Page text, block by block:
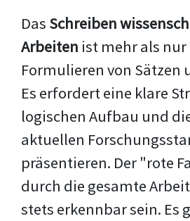
Das Schreiben
Arbeiten ist mehr als nur
Formulieren von Sätzen
Es erfordert eine klare
logischen Aufbau und
aktuellen
präsentieren. Der "rote
durch die gesamte
stets erkennbar sein. Es